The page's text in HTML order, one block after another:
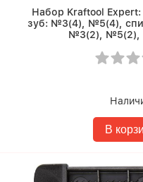
Набор Kraftool
зуб: №3(4), №5(4),
№3(2), №5(2),
В